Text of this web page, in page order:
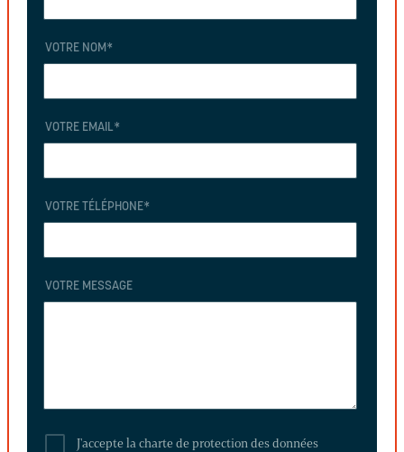
VOTRE NOM *
VOTRE EMAIL*
VOTRE TÉLÉPHONE*
VOTRE MESSAGE
J'accepte la charte de protection des données